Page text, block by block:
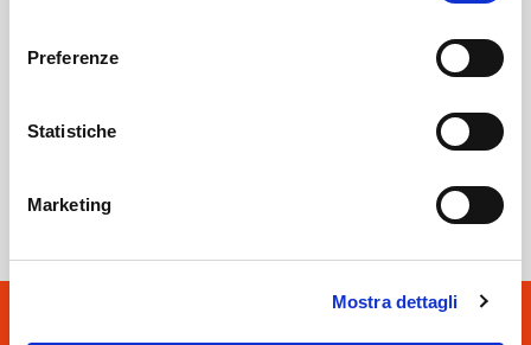
Preferenze
Statistiche
Marketing
Mostra dettagli